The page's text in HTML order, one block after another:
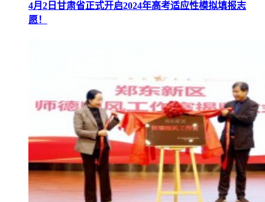
4月2日甘肃省正式开启2024年高考适应性模拟填报志
愿！